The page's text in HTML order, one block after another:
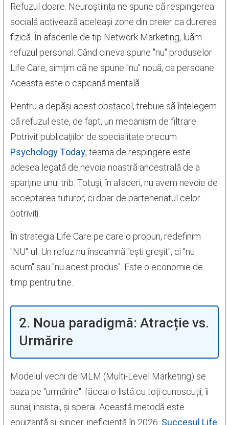
Refuzul doare. Neuroștiința ne spune că respingerea
socială activează aceleași zone din creier ca durerea
fizică. În afacerile de tip Network Marketing, luăm
refuzul personal. Când cineva spune "nu" produselor
Life Care, simțim că ne spune "nu" nouă, ca persoane.
Aceasta este o capcană mentală.
Pentru a depăși acest obstacol, trebuie să înțelegem
că refuzul este, de fapt, un mecanism de filtrare.
Potrivit publicațiilor de specialitate precum
Psychology Today, teama de respingere este
adesea legată de nevoia noastră ancestrală de a
aparține unui trib. Totuși, în afaceri, nu avem nevoie de
acceptarea tuturor, ci doar de parteneriatul celor
potriviți.
În strategia Life Care pe care o propun, redefinim
"NU"-ul. Un refuz nu înseamnă "ești greșit", ci "nu
acum" sau "nu acest produs". Este o economie de
timp pentru tine.
2. Noua paradigmă: Atracție vs.
Urmărire
Modelul vechi de MLM (Multi-Level Marketing) se
baza pe "urmărire": făceai o listă cu toți cunoscuții, îi
sunai, insistai, și sperai. Această metodă este
epuizantă și, sincer, ineficientă în 2026. Succesul Life